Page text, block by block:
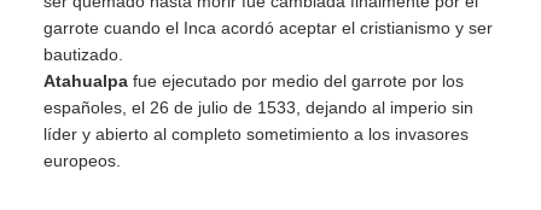
garrote cuando el Inca acordó aceptar el cristianismo y ser
bautizado.
Atahualpa fue ejecutado por medio del garrote por los
españoles, el 26 de julio de 1533, dejando al imperio sin
líder y abierto al completo sometimiento a los invasores
europeos.